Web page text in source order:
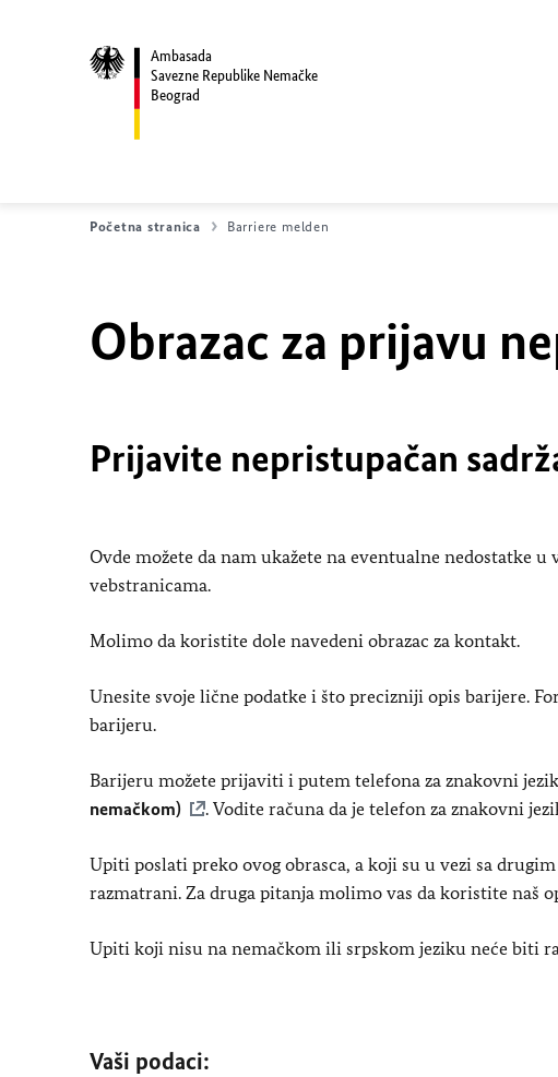
Ambasada
Savezne Republike Nemačke
Beograd
Početna stranica Barriere melden
Obrazac za prijavu
Prijavite nepristupačan
Ovde možete da nam ukažete na eventualne nedostatke
vebstranicama.
Molimo da koristite dole navedeni obrazac za kontakt.
Unesite svoje lične podatke i što precizniji opis barijere.
barijeru.
Barijeru možete prijaviti i putem telefona za znakovni
nemačkom)
. Vodite računa da je telefon za znakovni
Upiti poslati preko ovog obrasca, a koji su u vezi sa
razmatrani. Za druga pitanja molimo vas da koristite naš
Upiti koji nisu na nemačkom ili srpskom jeziku neće biti
Vaši podaci: